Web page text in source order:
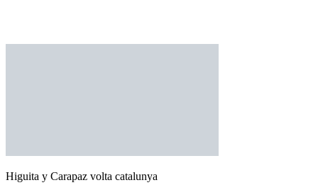
Higuita y Carapaz volta catalunya